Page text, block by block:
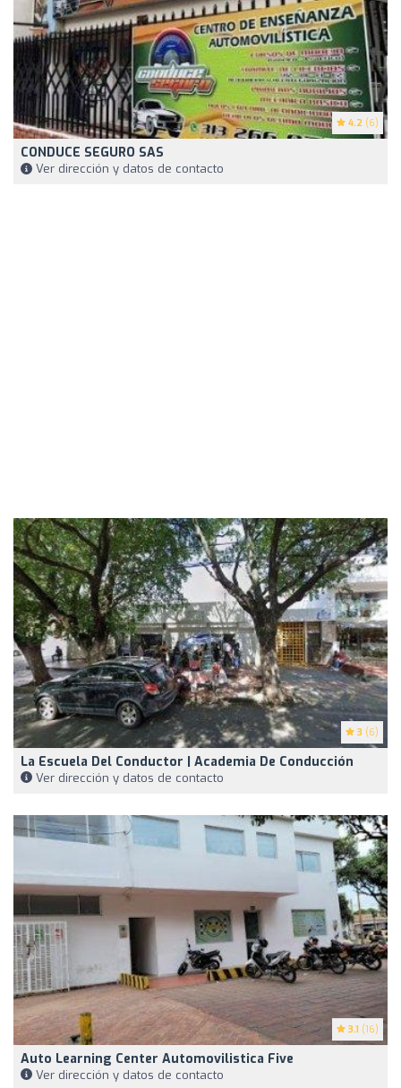
4.2 (6)
CONDUCE SEGURO SAS
Ver dirección y datos de contacto
3 (6)
La Escuela Del Conductor | Academia De Conducción
Ver dirección y datos de contacto
3.1 (16)
Auto Learning Center Automovilistica Five
Ver dirección y datos de contacto